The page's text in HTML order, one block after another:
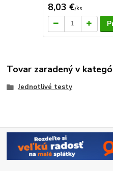
8,03 €/ks
Tovar zaradený v
Jednotlivé testy